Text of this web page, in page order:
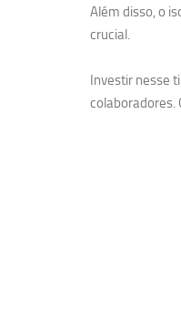
Além disso, o
crucial.
Investir nesse
colaboradores.